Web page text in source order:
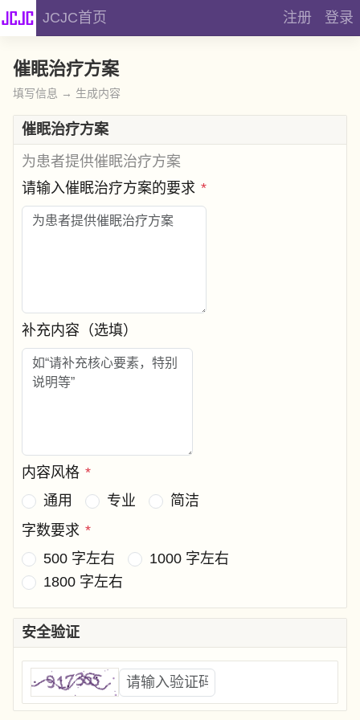
JCJC首页 注册 登录
催眠治疗方案
填写信息 → 生成内容
催眠治疗方案
为患者提供催眠治疗方案
请输入催眠治疗方案的要求 *
补充内容（选填）
内容风格 *
通用
专业
简洁
字数要求 *
500 字左右
1000 字左右
1800 字左右
安全验证